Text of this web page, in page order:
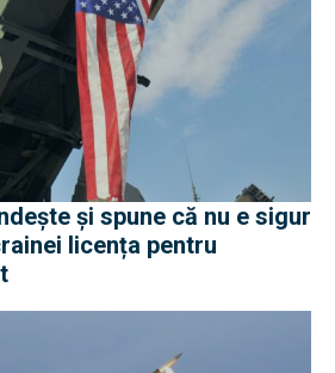
și spune că nu e sigur
licența pentru